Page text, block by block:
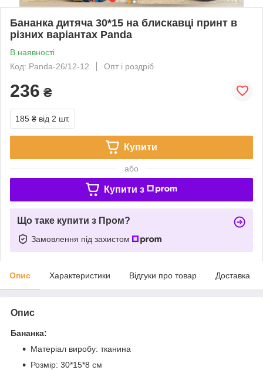
Бананка дитяча 30*15 на блискавці принт в
різних варіантах Panda
В наявності
Код: Panda-26/12-12
Опт і роздріб
236 ₴
185 ₴ від 2 шт.
Купити
або
Купити з
Що таке купити з Пром?
Замовлення під захистом
Опис Характеристики Відгуки про товар Доставка
Опис
Бананка:
Матеріал виробу: тканина
Розмір: 30*15*8 см